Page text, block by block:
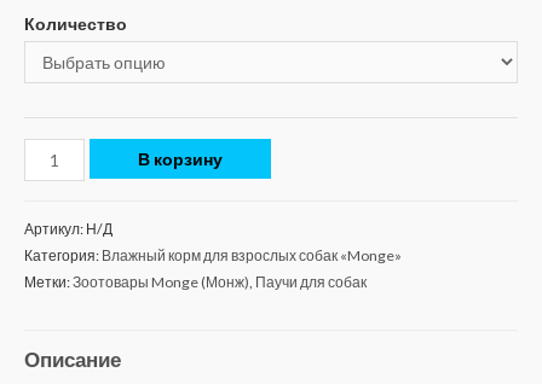
Количество
В корзину
Артикул: Н/Д
Категория: Влажный корм для взрослых собак «Monge»
Метки:Зоотовары Monge (Монж), Паучи для собак
Описание